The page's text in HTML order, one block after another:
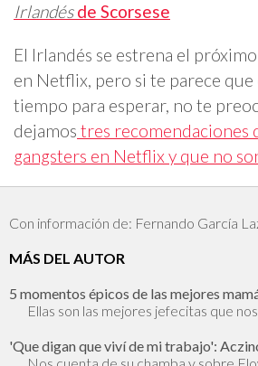
Irlandésde Scorsese
El Irlandés se estrena el
en Netflix, pero si te parece que
tiempo para esperar, no te
dejamos tres recomendaciones
gangsters en Netflix y que no
Con información de: Fernando García
MÁS DEL AUTOR
5 momentos épicos de las mejores
Ellas son las mejores jefecitas que
'Que digan que viví de mi trabajo':